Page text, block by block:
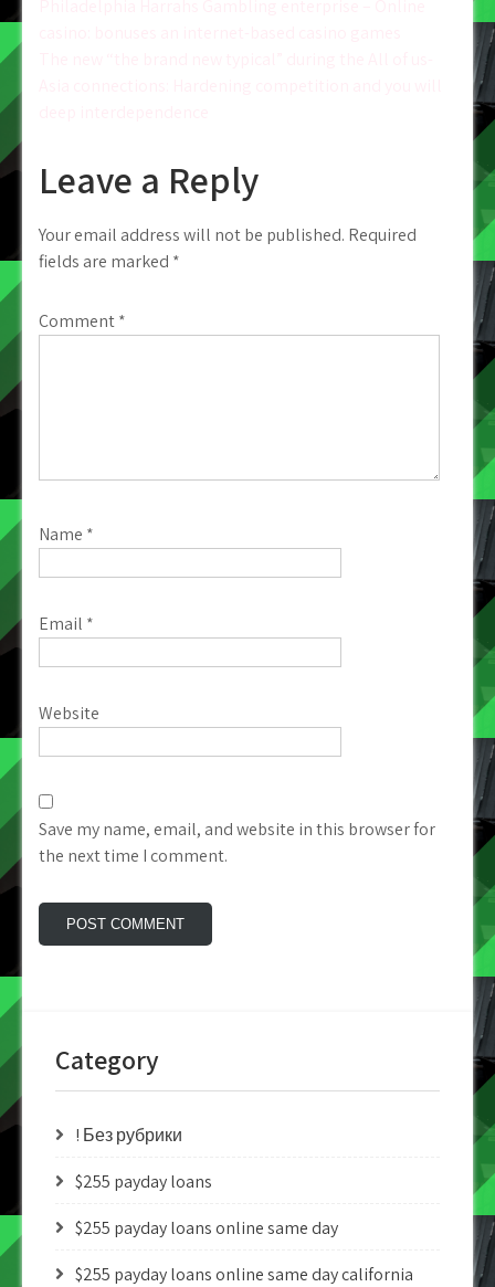
Leave a Reply
Your email address will not be published. Required
fields are marked *
Comment*
Name *
Email *
Website
Save my name, email, and website in this browser for
the next time I comment.
Category
! Без рубрики
$255 payday loans
$255 payday loans online same day
$255 payday loans online same day california